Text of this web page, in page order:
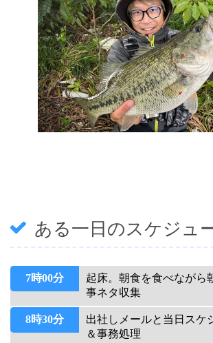
ある一日のスケジュ
7時00分
起床。朝食を食べながら
事ネタ収集
8時30分
出社しメールと当日スケ
＆事務処理